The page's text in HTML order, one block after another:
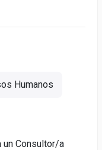
Humanos
un Consultor/a